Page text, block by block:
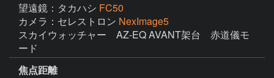
望遠鏡：タカハシ FC50
カメラ：セレストロン NexImage5
スカイウォッチャー　AZ-EQ AVANT架台　赤道儀モ
ード
焦点距離